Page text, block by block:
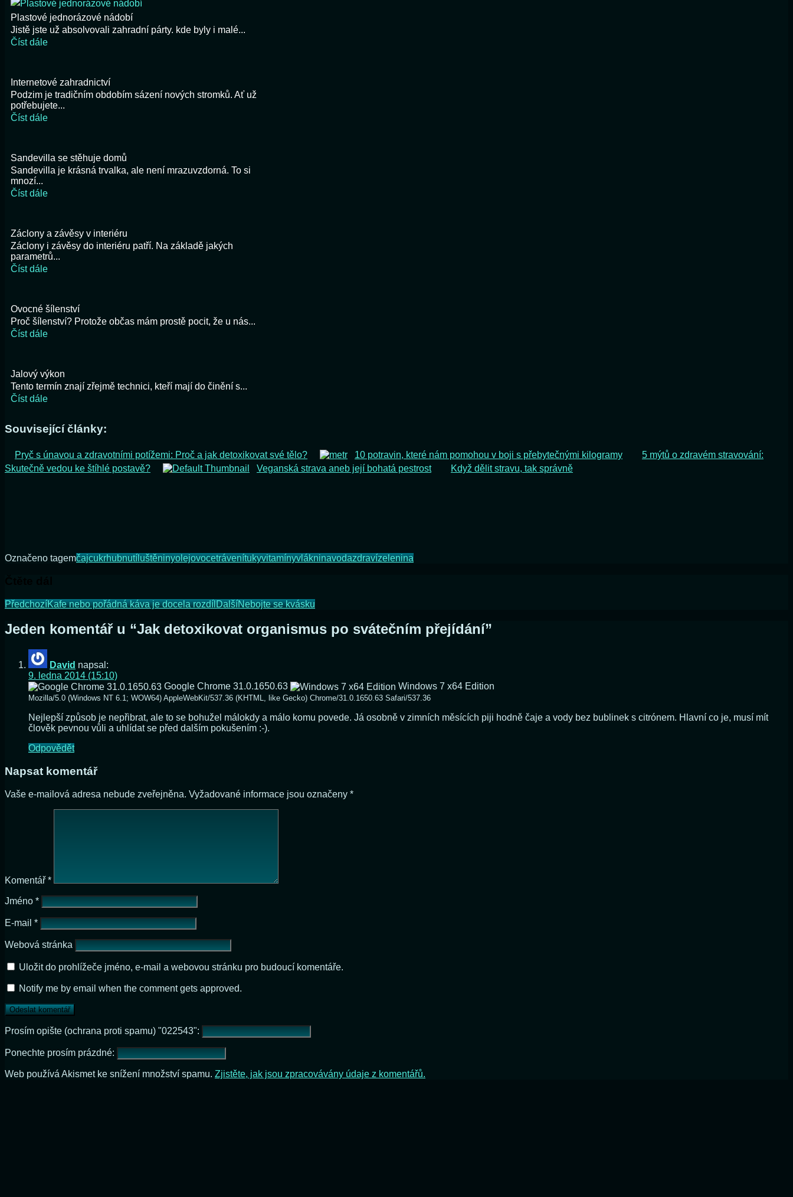
Plastové jednorázové nádobí
Jistě jste už absolvovali zahradní párty. kde byly i malé...
Číst dále
Internetové zahradnictví
Podzim je tradičním obdobím sázení nových stromků. Ať už
potřebujete...
Číst dále
Sandevilla se stěhuje domů
Sandevilla je krásná trvalka, ale není mrazuvzdorná. To si
mnozí...
Číst dále
Záclony a závěsy v interiéru
Záclony i závěsy do interiéru patří. Na základě jakých
parametrů...
Číst dále
Ovocné šílenství
Proč šílenství? Protože občas mám prostě pocit, že u nás...
Číst dále
Jalový výkon
Tento termín znají zřejmě technici, kteří mají do činění s...
Číst dále
Související články:
Pryč s únavou a zdravotními potížemi: Proč a jak detoxikovat své tělo? 10 potravin, které nám pomohou v boji s přebytečnými kilogramy
5 mýtů o zdravém stravování:
Skutečně vedou ke štíhlé postavě?
Veganská strava aneb její bohatá pestrost Když dělit stravu, tak správně
Označeno tagemčajcukrhubnutíluštěninyolejovocetrávenítukyvitamínyvlákninavodazdravízelenina
PředchozíKafe nebo pořádná káva je docela rozdílDalšíNebojte se kvásku
Jeden komentář u “Jak detoxikovat organismus po svátečním přejídání”
David napsal:
9. ledna 2014 (15:10)
Google Chrome 31.0.1650.63
Windows 7 x64 Edition
Mozilla/5.0 (Windows NT 6.1; WOW64) AppleWebKit/537.36 (KHTML, like Gecko) Chrome/31.0.1650.63 Safari/537.36
Nejlepší způsob je nepřibrat, ale to se bohužel málokdy a málo komu povede. Já osobně v zimních měsících piji hodně čaje a vody bez bublinek s citrónem. Hlavní co je, musí mít
člověk pevnou vůli a uhlídat se před dalším pokušením :-).
Odpovědět
Napsat komentář
Vaše e-mailová adresa nebude zveřejněna. Vyžadované informace jsou označeny *
Komentář *
Jméno *
E-mail *
Webová stránka
Uložit do prohlížeče jméno, e-mail a webovou stránku pro budoucí komentáře.
Notify me by email when the comment gets approved.
Prosím opište (ochrana proti spamu) "022543":
Ponechte prosím prázdné:
Web používá Akismet ke snížení množství spamu. Zjistěte, jak jsou zpracovávány údaje z komentářů.